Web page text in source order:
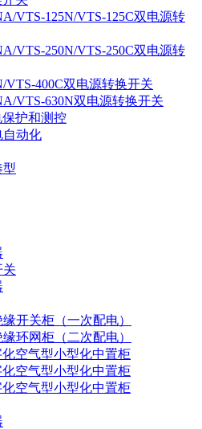
VTS-125N/VTS-125C双电源转
VTS-250N/VTS-250C双电源转
VTS-400C双电源转换开关
VTS-630N双电源转换开关
护和测控
自动化
型
关
开关柜（一次配电）
环网柜（二次配电）
化空气型小型化中置柜
化空气型小型化中置柜
化空气型小型化中置柜